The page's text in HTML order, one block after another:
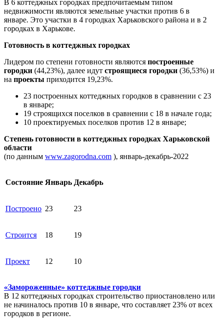
В 6 коттеджных городках предпочитаемым типом
недвижимости являются земельные участки против 6 в
январе. Это участки в 4 городках Харьковского района и в 2
городках в Харькове.
Готовность в коттеджных городках
Лидером по степени готовности являются построенные
городки (44,23%), далее идут строящиеся городки (36,53%) и
на проекты приходится 19,23%.
23 построенных коттеджных городков в сравнении с 23
в январе;
19 строящихся поселков в сравнении с 18 в начале года;
10 проектируемых поселков против 12 в январе;
Степень готовности в коттеджных городках Харьковской
области
(по данным www.zagorodna.com ), январь-декабрь-2022
Состояние Январь Декабрь
Построено 23 23
Строится 18 19
Проект 12 10
«Замороженные» коттеджные городки
В 12 коттеджных городках строительство приостановлено или
не начиналось против 10 в январе, что составляет 23% от всех
городков в регионе.